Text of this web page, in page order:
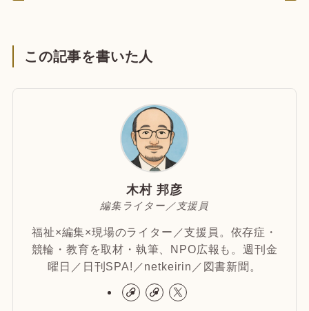
この記事を書いた人
木村 邦彦
編集ライター／支援員
福祉×編集×現場のライター／支援員。依存症・
競輪・教育を取材・執筆、NPO広報も。週刊金
曜日／日刊SPA!／netkeirin／図書新聞。